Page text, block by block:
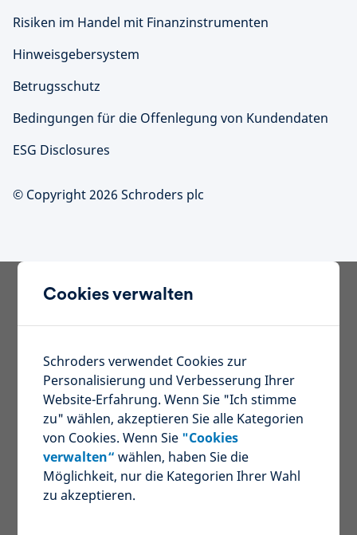
Risiken im Handel mit Finanzinstrumenten
Hinweisgebersystem
Betrugsschutz
Bedingungen für die Offenlegung von Kundendaten
ESG Disclosures
© Copyright 2026 Schroders plc
Cookies verwalten
Schroders verwendet Cookies zur
Personalisierung und Verbesserung Ihrer
Website-Erfahrung. Wenn Sie "Ich stimme
zu" wählen, akzeptieren Sie alle Kategorien
von Cookies. Wenn Sie "Cookies
verwalten“ wählen, haben Sie die
Möglichkeit, nur die Kategorien Ihrer Wahl
zu akzeptieren.